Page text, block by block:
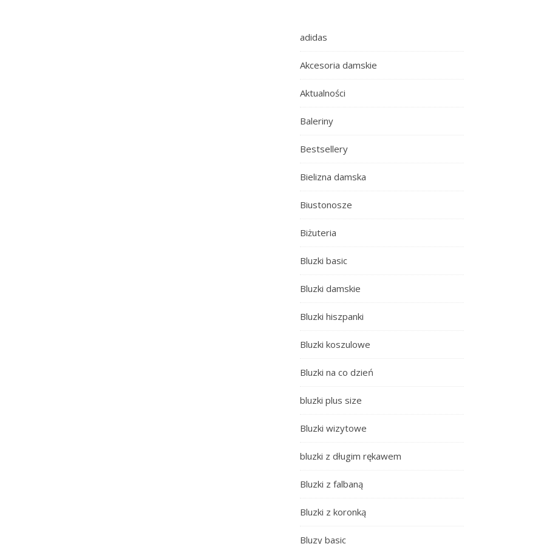
adidas
Akcesoria damskie
Aktualności
Baleriny
Bestsellery
Bielizna damska
Biustonosze
Biżuteria
Bluzki basic
Bluzki damskie
Bluzki hiszpanki
Bluzki koszulowe
Bluzki na co dzień
bluzki plus size
Bluzki wizytowe
bluzki z długim rękawem
Bluzki z falbaną
Bluzki z koronką
Bluzy basic